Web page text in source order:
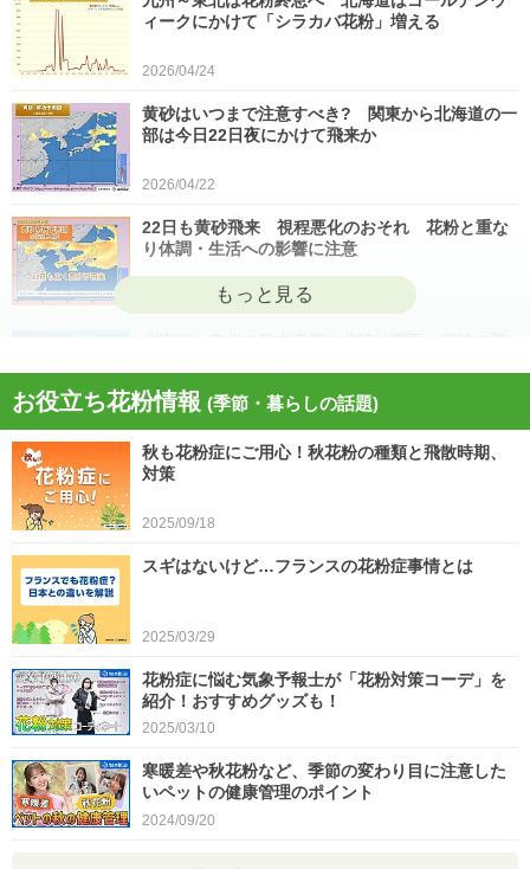
ィークにかけて「シラカバ花粉」増える
2026/04/24
黄砂はいつまで注意すべき? 関東から北海道の一
部は今日22日夜にかけて飛来か
2026/04/22
22日も黄砂飛来 視程悪化のおそれ 花粉と重な
り体調・生活への影響に注意
2026/04/21
今日21日は黄砂が広く飛来 花粉とのダブル影響
に注意 症状悪化や洗濯物など対策を
2026/04/21
スギ、ヒノキ花粉シーズン終了へ 東京の飛散量
お役立ち花粉情報 (季節・暮らしの話題)
秋も花粉症にご用心！秋花粉の種類と飛散時期、
対策
2025/09/18
スギはないけど…フランスの花粉症事情とは
2025/03/29
花粉症に悩む気象予報士が「花粉対策コーデ」を
紹介！おすすめグッズも！
2025/03/10
寒暖差や秋花粉など、季節の変わり目に注意した
いペットの健康管理のポイント
2024/09/20